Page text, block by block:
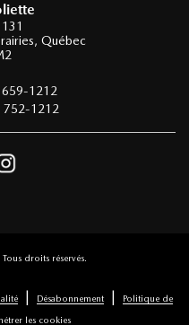
, Québec
1212
752-1212
droits réservés.
| Désabonnement |
Politique de
les cookies